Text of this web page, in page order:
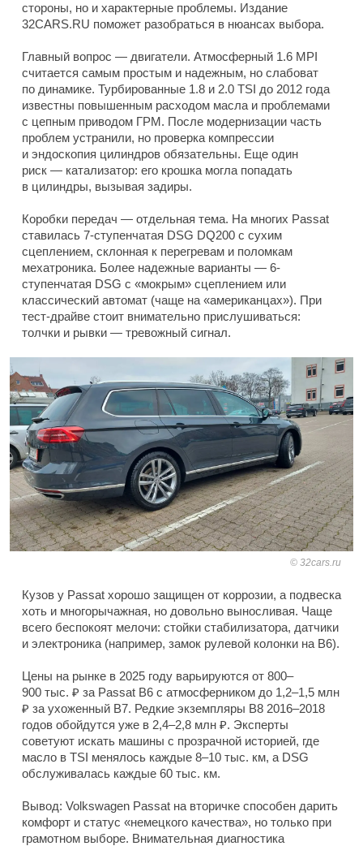
стороны, но и характерные проблемы. Издание
32CARS.RU поможет разобраться в нюансах выбора.
Главный вопрос — двигатели. Атмосферный 1.6 MPI
считается самым простым и надежным, но слабоват
по динамике. Турбированные 1.8 и 2.0 TSI до 2012 года
известны повышенным расходом масла и проблемами
с цепным приводом ГРМ. После модернизации часть
проблем устранили, но проверка компрессии
и эндоскопия цилиндров обязательны. Еще один
риск — катализатор: его крошка могла попадать
в цилиндры, вызывая задиры.
Коробки передач — отдельная тема. На многих Passat
ставилась 7-ступенчатая DSG DQ200 с сухим
сцеплением, склонная к перегревам и поломкам
мехатроника. Более надежные варианты — 6-
ступенчатая DSG с «мокрым» сцеплением или
классический автомат (чаще на «американцах»). При
тест-драйве стоит внимательно прислушиваться:
толчки и рывки — тревожный сигнал.
32cars.ru
Кузов у Passat хорошо защищен от коррозии, а подвеска
хоть и многорычажная, но довольно выносливая. Чаще
всего беспокоят мелочи: стойки стабилизатора, датчики
и электроника (например, замок рулевой колонки на B6).
Цены на рынке в 2025 году варьируются от 800–
900 тыс. ₽ за Passat B6 с атмосферником до 1,2–1,5 млн
₽ за ухоженный B7. Редкие экземпляры B8 2016–2018
годов обойдутся уже в 2,4–2,8 млн ₽. Эксперты
советуют искать машины с прозрачной историей, где
масло в TSI менялось каждые 8–10 тыс. км, а DSG
обслуживалась каждые 60 тыс. км.
Вывод: Volkswagen Passat на вторичке способен дарить
комфорт и статус «немецкого качества», но только при
грамотном выборе. Внимательная диагностика